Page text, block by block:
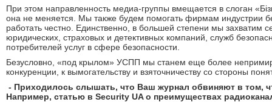
При этом направленность медиа-группы вмещается в слоган
она не меняется. Мы также будем помогать фирмам индустрии
работать честно. Единственно, в большей степени мы захватим
юридических, страховых и детективных компаний, служб
потребителей услуг в сфере безопасности.
Безусловно, «под крылом» УСПП мы станем еще более
конкуренции, к вымогательству и взяточничеству со стороны
- Приходилось слышать, что Ваш журнал обвиняют в том,
Например, статью в Security UA о преимуществах